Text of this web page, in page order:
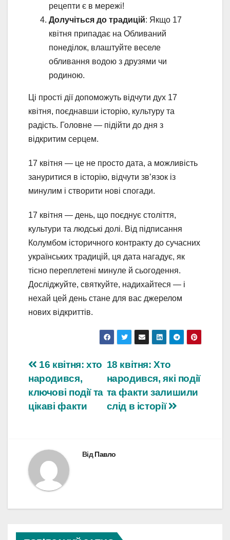
рецепти є в мережі!
Долучіться до традицій: Якщо 17
квітня припадає на Обливаний
понеділок, влаштуйте веселе
обливання водою з друзями чи
родиною.
Ці прості дії допоможуть відчути дух 17
квітня, поєднавши історію, культуру та
радість. Головне — підійти до дня з
відкритим серцем.
17 квітня — це не просто дата, а можливість
зануритися в історію, відчути зв’язок із
минулим і створити нові спогади.
17 квітня — день, що поєднує століття,
культури та людські долі. Від підписання
Колумбом історичного контракту до сучасних
українських традицій, ця дата нагадує, як
тісно переплетені минуле й сьогодення.
Досліджуйте, святкуйте, надихайтеся — і
нехай цей день стане для вас джерелом
нових відкриттів.
Навігація
записів
18 квітня: Хто
народився, які події
та факти залишили
слід в історії
16 квітня: хто
народився,
ключові події та
цікаві факти
ВідПавло